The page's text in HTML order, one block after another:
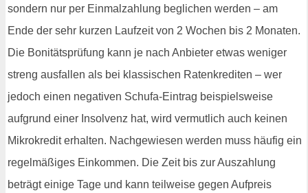
sondern nur per Einmalzahlung beglichen werden – am
Ende der sehr kurzen Laufzeit von 2 Wochen bis 2 Monaten.
Die Bonitätsprüfung kann je nach Anbieter etwas weniger
streng ausfallen als bei klassischen Ratenkrediten – wer
jedoch einen negativen Schufa-Eintrag beispielsweise
aufgrund einer Insolvenz hat, wird vermutlich auch keinen
Mikrokredit erhalten. Nachgewiesen werden muss häufig ein
regelmäßiges Einkommen. Die Zeit bis zur Auszahlung
beträgt einige Tage und kann teilweise gegen Aufpreis